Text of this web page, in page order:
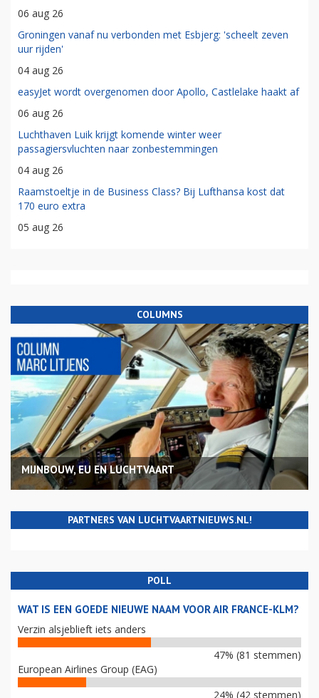
06 aug 26
Groningen vanaf nu verbonden met Esbjerg: 'scheelt zeven
uur rijden'
04 aug 26
easyJet wordt overgenomen door Apollo, Castlelake haakt af
06 aug 26
Luchthaven Luik krijgt komende winter weer
passagiersvluchten naar zonbestemmingen
04 aug 26
Raamstoeltje in de Business Class? Bij Lufthansa kost dat
170 euro extra
05 aug 26
COLUMNS
MIJNBOUW, EU EN LUCHTVAART
PARTNERS VAN LUCHTVAARTNIEUWS.NL!
POLL
WAT IS EEN GOEDE NIEUWE NAAM VOOR AIR FRANCE-KLM?
Verzin alsjeblieft iets anders
47% (81 stemmen)
European Airlines Group (EAG)
24% (42 stemmen)